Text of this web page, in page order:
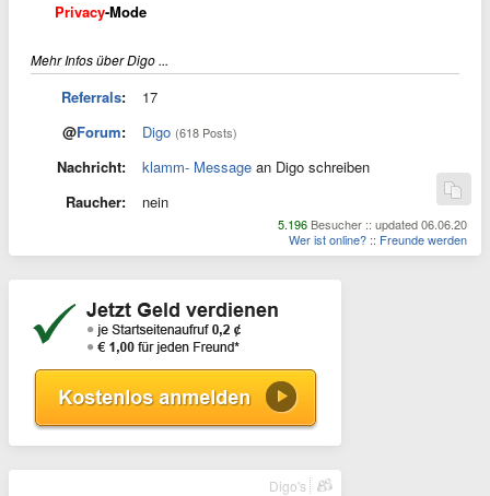
Privacy-Mode
Mehr Infos über Digo ...
Referrals:
17
@Forum: Digo (618 Posts)
Nachricht: klamm- Message an Digo schreiben
Raucher:
nein
5.196 Besucher :: updated 06.06.20
Wer ist online? :: Freunde werden
Digo's